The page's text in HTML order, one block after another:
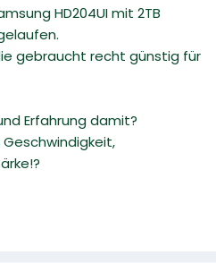
HD204UI mit 2TB
gebraucht recht günstig für
Erfahrung damit?